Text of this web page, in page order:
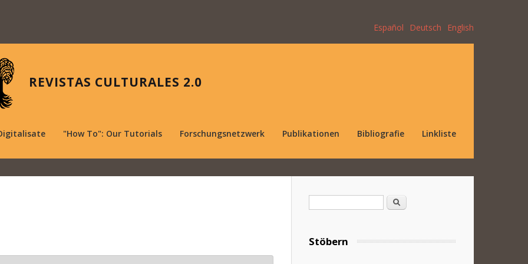
Español Deutsch English
REVISTAS CULTURALES 2.0
"How To": Our Tutorials Forschungsnetzwerk Publikationen Bibliografie Linkliste
Suche
Stöbern